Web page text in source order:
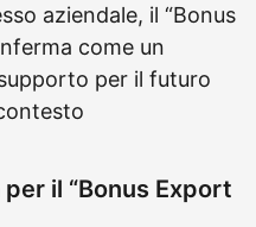
aziendale, il “Bonus
come un
per il futuro
il “Bonus Export